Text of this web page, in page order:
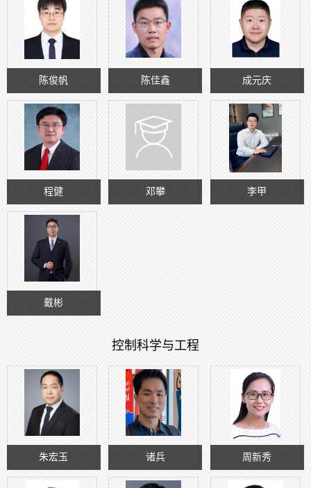
陈俊帆 陈佳鑫 成元庆
程健 邓攀 李甲
戴彬
控制科学与工程
朱宏玉 诸兵 周新秀